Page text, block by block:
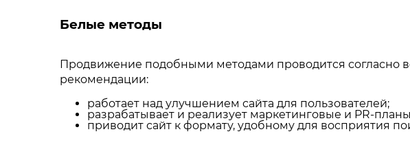
Белые методы
Продвижение подобными методами проводится согласно
рекомендации:
работает над улучшением сайта для пользователей;
разрабатывает и реализует маркетинговые и PR-
приводит сайт к формату, удобному для восприятия